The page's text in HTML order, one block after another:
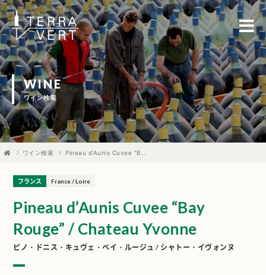
WINE
ワイン検索
ワイン検索
Pineau d’Aunis Cuvee “Bay
Rouge” / Chateau Yvonne
ピノ・ドニス・キュヴェ・ベイ・ルージュ / シャトー・イヴォンヌ
フランス France / Loire